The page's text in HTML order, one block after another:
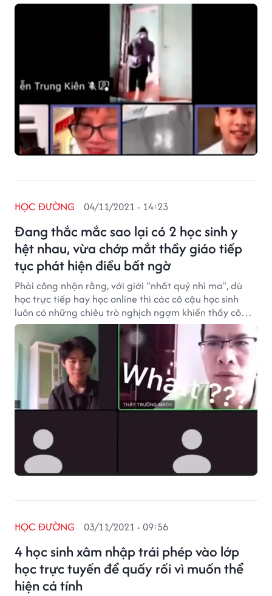
Đang thắc mắc sao lại có 2 học sinh y
hệt nhau, vừa chớp mắt thầy giáo tiếp
tục phát hiện điều bất ngờ
HỌC ĐƯỜNG 04/11/2021 - 14:23
Phải công nhận rằng, với giới "nhất quỷ nhì ma", dù
học trực tiếp hay học online thì các cô cậu học sinh
luôn có những chiêu trò nghịch ngợm khiến thầy cô
giáo phải đi từ bất ngờ này đến bất ngờ khác.
4 học sinh xâm nhập trái phép vào lớp
học trực tuyến để quấy rối vì muốn thể
hiện cá tính
HỌC ĐƯỜNG 03/11/2021 - 09:56